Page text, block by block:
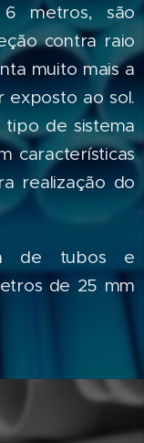
metros, são
contra raio
muito mais a
exposto ao sol.
tipo de sistema
características
realização do
de tubos e
de 25 mm